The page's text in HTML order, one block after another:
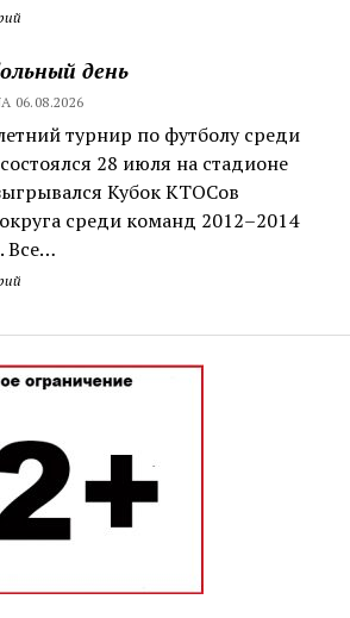
день
турнир по футболу среди
28 июля на стадионе
Кубок КТОСов
среди команд 2012–2014
Все…